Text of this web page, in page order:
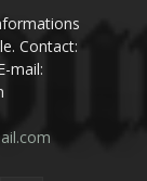
Contact:
mail: